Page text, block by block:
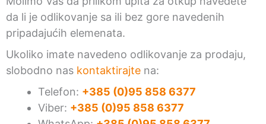
da li je odlikovanje sa ili bez gore navedenih
pripadajućih elemenata.
Ukoliko imate navedeno odlikovanje za prodaju,
slobodno nas kontaktirajtena:
Telefon: +385 (0)95 858 6377
Viber: +385 (0)95 858 6377